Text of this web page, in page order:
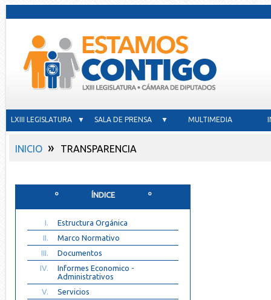
LXIII LEGISLATURA ▼ SALA DE PRENSA ▼ MULTIMEDIA
INICIO » TRANSPARENCIA
º ÍNDICE º
I.
Estructura Orgánica
II.
Marco Normativo
III.
Documentos
IV.
Informes Economico -
Administrativos
V.
Servicios